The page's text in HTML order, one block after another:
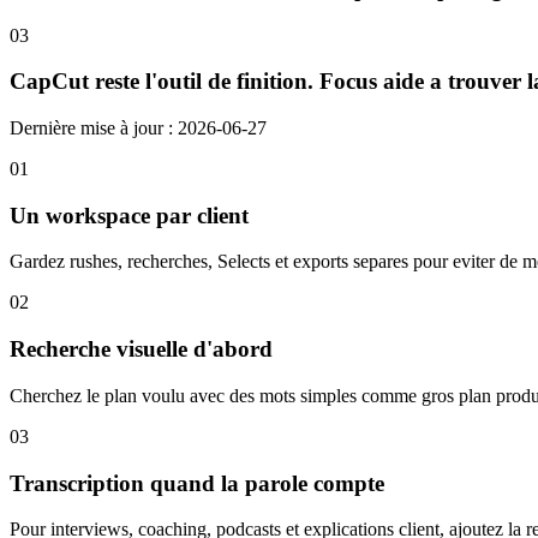
03
CapCut reste l'outil de finition. Focus aide a trouver
Dernière mise à jour : 2026-06-27
01
Un workspace par client
Gardez rushes, recherches, Selects et exports separes pour eviter de
02
Recherche visuelle d'abord
Cherchez le plan voulu avec des mots simples comme gros plan
03
Transcription quand la parole compte
Pour interviews, coaching, podcasts et explications client, ajoutez la